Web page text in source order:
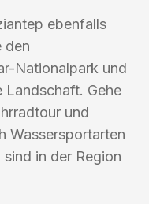
ebenfalls
den
Nationalpark und
Landschaft. Gehe
und
Wassersportarten
in der Region